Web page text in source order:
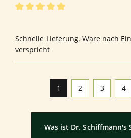
Schnelle Lieferung. Ware nach
verspricht
Seite
1 Seite
2 Seite
3 4
Was ist Dr. Schiffmann's